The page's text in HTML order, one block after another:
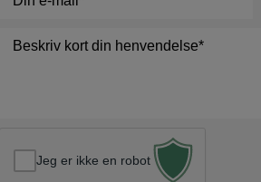
mail
Jeg er ikke en robot